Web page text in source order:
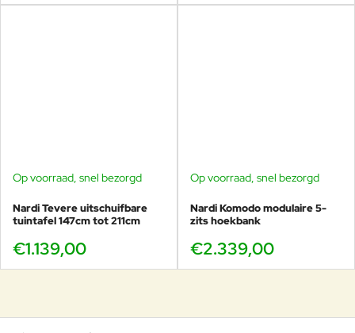
Op voorraad, snel bezorgd
Nardi Tevere uitschuifbare
tuintafel 147cm tot 211cm
€1.139,00
Op voorraad, snel bezorgd
Nardi Komodo modulaire 5-
zits hoekbank
€2.339,00